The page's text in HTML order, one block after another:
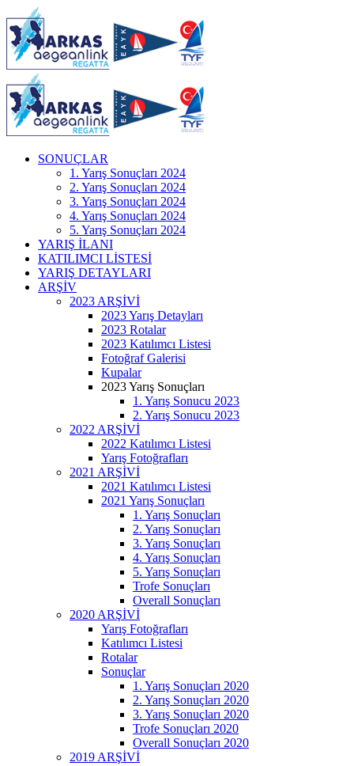
SONUÇLAR
1. Yarış Sonuçları 2024
2. Yarış Sonuçları 2024
3. Yarış Sonuçları 2024
4. Yarış Sonuçları 2024
5. Yarış Sonuçları 2024
YARIŞ İLANI
KATILIMCI LİSTESİ
YARIŞ DETAYLARI
ARŞİV
2023 ARŞİVİ
2023 Yarış Detayları
2023 Rotalar
2023 Katılımcı Listesi
Fotoğraf Galerisi
Kupalar
2023 Yarış Sonuçları
1. Yarış Sonucu 2023
2. Yarış Sonucu 2023
2022 ARŞİVİ
2022 Katılımcı Listesi
Yarış Fotoğrafları
2021 ARŞİVİ
2021 Katılımcı Listesi
2021 Yarış Sonuçları
1. Yarış Sonuçları
2. Yarış Sonuçları
3. Yarış Sonuçları
4. Yarış Sonuçları
5. Yarış Sonuçları
Trofe Sonuçları
Overall Sonuçları
2020 ARŞİVİ
Yarış Fotoğrafları
Katılımcı Listesi
Rotalar
Sonuçlar
1. Yarış Sonuçları 2020
2. Yarış Sonuçları 2020
3. Yarış Sonuçları 2020
Trofe Sonuçları 2020
Overall Sonuçları 2020
2019 ARŞİVİ